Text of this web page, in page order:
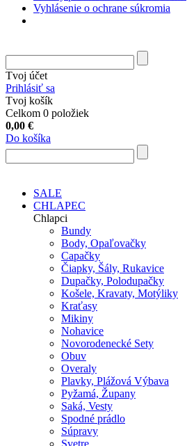
Vyhlásenie o ochrane súkromia
Tvoj účet
Prihlásiť sa
Tvoj košík
Celkom 0 položiek
0,00 €
Do košíka
SALE
CHLAPEC
Chlapci
Bundy
Body, Opaľovačky
Capačky
Čiapky, Šály, Rukavice
Dupačky, Polodupačky
Košele, Kravaty, Motýliky
Kraťasy
Mikiny
Nohavice
Novorodenecké Sety
Obuv
Overaly
Plavky, Plážová Výbava
Pyžamá, Župany
Saká, Vesty
Spodné prádlo
Súpravy